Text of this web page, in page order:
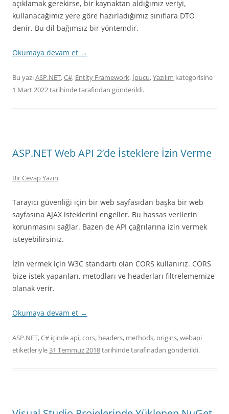
açıklamak gerekirse, bir kaynaktan aldığımız veriyi,
kullanacağımız yere göre hazırladığımız sınıflara DTO
denir. Bu dil bağımsız bir yöntemdir.
Okumaya devam et →
Bu yazıASP.NET,C#, Entity Framework, İpucu,Yazılım kategorisine
1 Mart 2022tarihindetarafından gönderildi.
ASP.NET Web API 2’de İsteklere İzin Verme
Bir Cevap Yazın
Tarayıcı güvenliği için bir web sayfasıdan başka bir web
sayfasına AJAX isteklerini engeller. Bu hassas verilerin
korunmasını sağlar. Bazen de API çağrılarına izin vermek
isteyebilirsiniz.
İzin vermek için W3C standartı olan CORS kullanırız. CORS
bize istek yapanları, metodları ve headerları filtrelememize
olanak verir.
Okumaya devam et →
ASP.NET,C# içindeapi,cors, headers, methods,origins,webapi
etiketleriyle31 Temmuz 2018tarihindetarafınadan gönderildi.